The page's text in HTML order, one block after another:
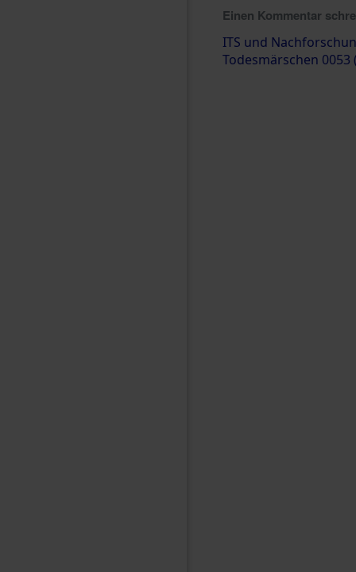
Einen Kommentar
ITS und
Todesmärschen 0053